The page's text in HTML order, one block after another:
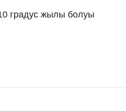
градус жылы болуы